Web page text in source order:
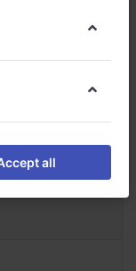
acheter
all